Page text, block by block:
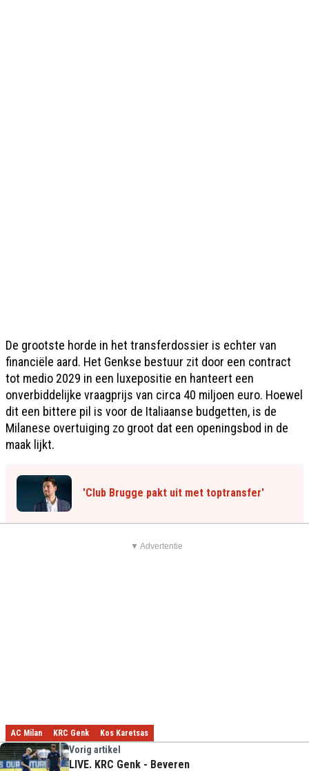
De grootste horde in het transferdossier is echter van
financiële aard. Het Genkse bestuur zit door een contract
tot medio 2029 in een luxepositie en hanteert een
onverbiddelijke vraagprijs van circa 40 miljoen euro. Hoewel
dit een bittere pil is voor de Italiaanse budgetten, is de
Milanese overtuiging zo groot dat een openingsbod in de
maak lijkt.
'Club Brugge pakt uit met toptransfer'
▼ Advertentie
AC Milan KRC Genk Kos Karetsas
Vorig artikel
LIVE. KRC Genk - Beveren